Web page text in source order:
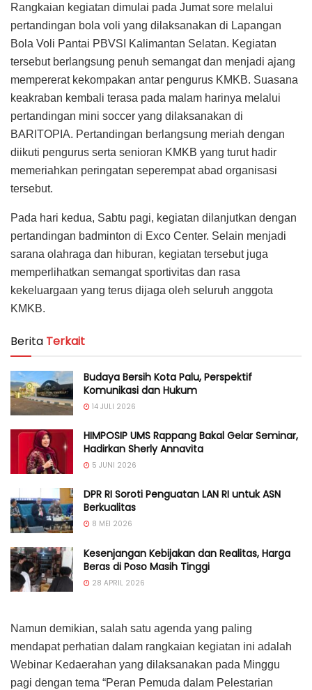
Rangkaian kegiatan dimulai pada Jumat sore melalui
pertandingan bola voli yang dilaksanakan di Lapangan
Bola Voli Pantai PBVSI Kalimantan Selatan. Kegiatan
tersebut berlangsung penuh semangat dan menjadi ajang
mempererat kekompakan antar pengurus KMKB. Suasana
keakraban kembali terasa pada malam harinya melalui
pertandingan mini soccer yang dilaksanakan di
BARITOPIA. Pertandingan berlangsung meriah dengan
diikuti pengurus serta senioran KMKB yang turut hadir
memeriahkan peringatan seperempat abad organisasi
tersebut.
Pada hari kedua, Sabtu pagi, kegiatan dilanjutkan dengan
pertandingan badminton di Exco Center. Selain menjadi
sarana olahraga dan hiburan, kegiatan tersebut juga
memperlihatkan semangat sportivitas dan rasa
kekeluargaan yang terus dijaga oleh seluruh anggota
KMKB.
Berita Terkait
Budaya Bersih Kota Palu, Perspektif
Komunikasi dan Hukum
14 JULI 2026
HIMPOSIP UMS Rappang Bakal Gelar Seminar,
Hadirkan Sherly Annavita
5 JUNI 2026
DPR RI Soroti Penguatan LAN RI untuk ASN
Berkualitas
8 MEI 2026
Kesenjangan Kebijakan dan Realitas, Harga
Beras di Poso Masih Tinggi
28 APRIL 2026
Namun demikian, salah satu agenda yang paling
mendapat perhatian dalam rangkaian kegiatan ini adalah
Webinar Kedaerahan yang dilaksanakan pada Minggu
pagi dengan tema “Peran Pemuda dalam Pelestarian